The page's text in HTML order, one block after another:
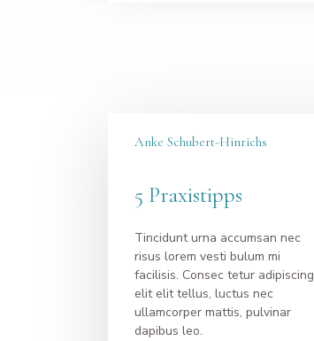
Anke Schubert-Hinrichs
5 Praxistipps
Tincidunt urna accumsan nec
risus lorem vesti bulum mi
facilisis. Consec tetur adipiscing
elit elit tellus, luctus nec
ullamcorper mattis, pulvinar
dapibus leo.